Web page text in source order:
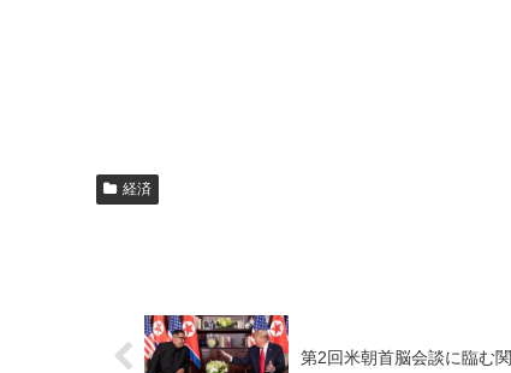
経済
第2回米朝首脳会談に臨む